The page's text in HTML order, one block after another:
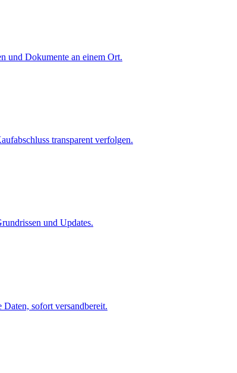
und Dokumente an einem Ort.
transparent verfolgen.
und Updates.
sofort versandbereit.